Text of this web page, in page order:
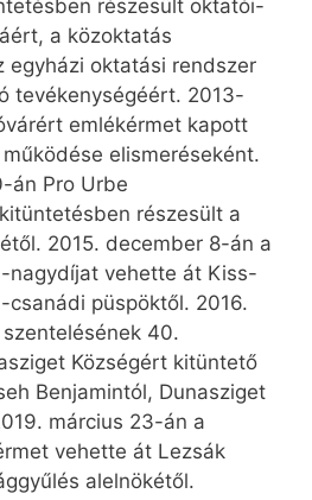
részesült oktatói-
a közoktatás
egyházi oktatási rendszer
tevékenységéért. 2013-
emlékérmet kapott
elismeréseként.
án Pro Urbe
részesült a
2015. december 8-án a
nagydíjat vehette át Kiss-
csanádi püspöktől. 2016.
40.
Köz­ségért kitüntető
Benjamintól, Dunasziget
március 23-án a
vehette át Lezsák
alelnökétől.